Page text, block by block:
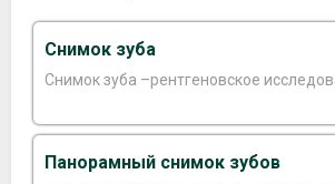
Снимок зуба
Снимок зуба –рентгеновское
Панорамный снимок зубов